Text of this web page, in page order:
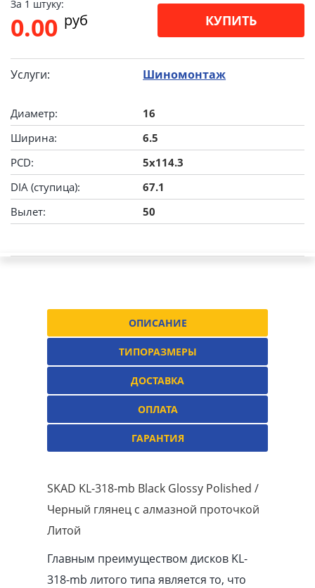
За 1 штуку:
0.00 pуб КУПИТЬ
Услуги: Шиномонтаж
Диаметр:
16
Ширина:
6.5
PCD:
5x114.3
DIA (ступица):
67.1
Вылет:
50
ОПИСАНИЕ
ТИПОРАЗМЕРЫ
ДОСТАВКА
ОПЛАТА
ГАРАНТИЯ
SKAD KL-318-mb Black Glossy Polished /
Черный глянец с алмазной проточкой
Литой
Главным преимуществом дисков KL-
318-mb литого типа является то, что